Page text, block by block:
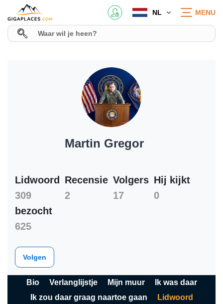
NL MENU
Martin Gregor
Lidwoord
309
Recensie
2
Volgers
17
Hij kijkt
0
bezocht
625
Volgen
Bio Verlanglijstje Mijn muur
Ik was daar
Ik zou daar graag naartoe gaan
Lidwoord